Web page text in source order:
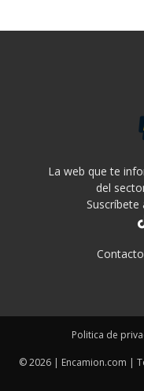
La web que te
del
Suscríbete
Politica de
© 2026 | Encamion.com |